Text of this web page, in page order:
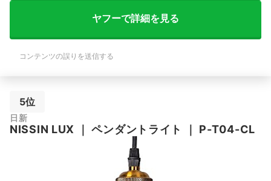
ヤフーで詳細を見る
コンテンツの誤りを送信する
5位
日新
NISSIN LUX ｜ペンダントライト ｜ P-T04-CL